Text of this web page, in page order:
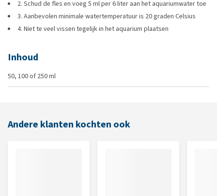
2. Schud de fles en voeg 5 ml per 6 liter aan het aquariumwater toe
3. Aanbevolen minimale watertemperatuur is 20 graden Celsius
4. Niet te veel vissen tegelijk in het aquarium plaatsen
Inhoud
50, 100 of 250 ml
Andere klanten kochten ook